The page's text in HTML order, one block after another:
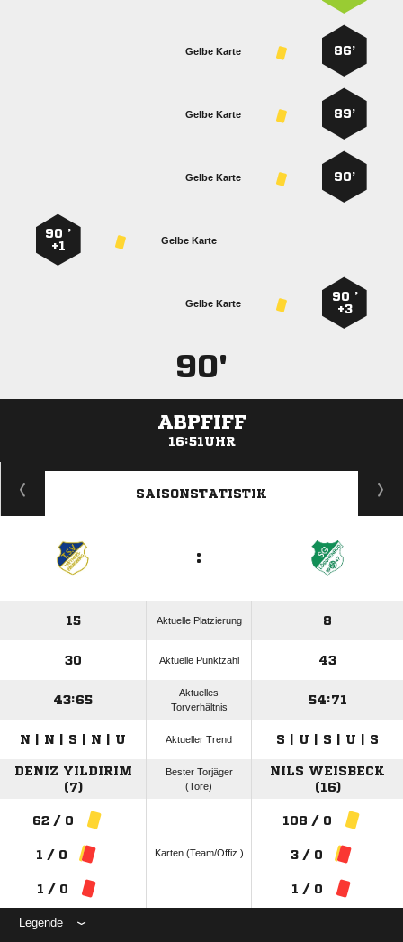
86’
Gelbe Karte
89’
Gelbe Karte
90’
Gelbe Karte
Gelbe Karte
90 ’
+1
90 ’
+3
Gelbe Karte
90'
ABPFIFF
16:51UHR
ANZEIGE
SAISONSTATISTIK
:
15 Aktuelle Platzierung 8
30 Aktuelle Punktzahl 43
43:65
Aktuelles
Torverhältnis
54:71
N | N | S | N | U Aktueller Trend S | U | S | U | S
DENIZ YILDIRIM
(7)
Bester Torjäger
(Tore)
NILS WEISBECK
(16)
62 / 0
1 / 0
1 / 0
Karten (Team/Offiz.)
108 / 0
3 / 0
1 / 0
Legende